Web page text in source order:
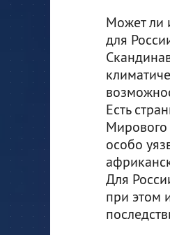
Может ли
для
Есть
Мирового
особо
Для
при этом